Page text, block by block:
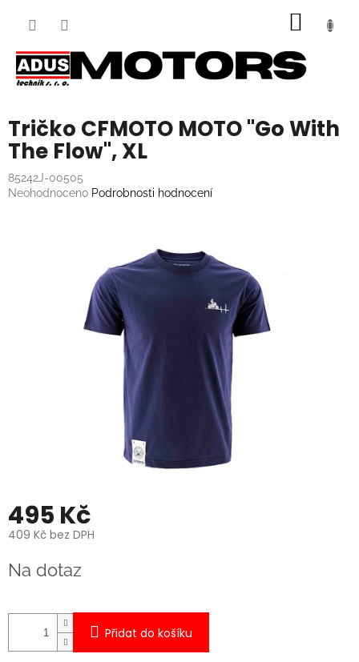
Tričko CFMOTO MOTO "Go With
The Flow", XL
85242J-00505
Průměrné
Neohodnoceno Podrobnosti hodnocení
495 Kč
409 Kč bez DPH
cena:
Na dotaz
Přidat do košíku